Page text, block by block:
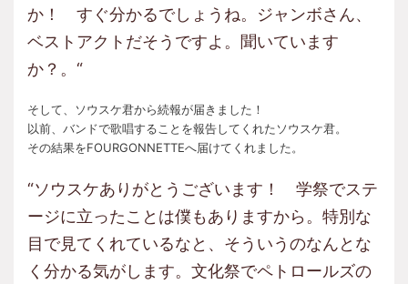
か！ すぐ分かるでしょうね。ジャンボさん、
ベストアクトだそうですよ。聞いています
か？。“
そして、ソウスケ君から続報が届きました！
以前、バンドで歌唱することを報告してくれたソウスケ君。
その結果をFOURGONNETTEへ届けてくれました。
“ソウスケありがとうございます！ 学祭でステ
ージに立ったことは僕もありますから。特別な
目で見てくれているなと、そういうのなんとな
く分かる気がします。文化祭でペトロールズの